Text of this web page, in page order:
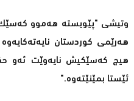
وتیشی "پێویسته‌ هه‌موو
هه‌رێمی كوردستان
هیچ كه‌سێكیش نایه‌وێت ئه‌و
ئێستا بمێنێته‌وه‌."